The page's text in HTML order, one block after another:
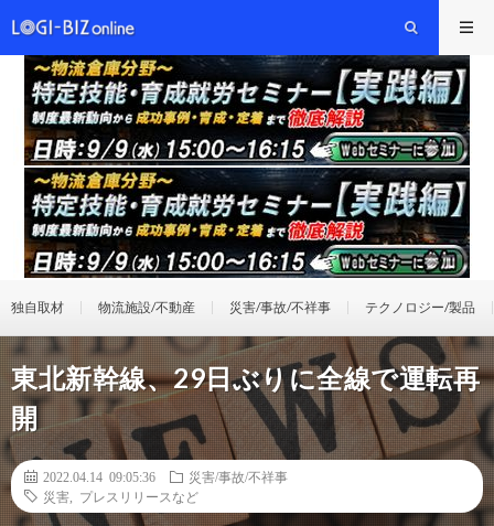
独自取材 物流施設/不動産 災害/事故/不祥事 テクノロジー/製品
東北新幹線、29日ぶりに全線で運転再
開
2022.04.14 09:05:36
災害/事故/不祥事
災害
プレスリリースなど